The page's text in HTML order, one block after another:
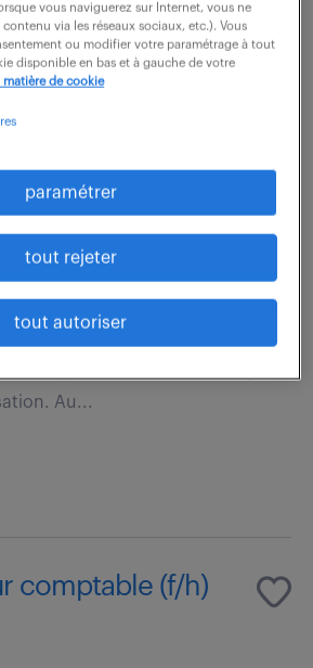
comptable (f/h)
CDI 33 000 - 40 000 € / an
vous pilotez un portefeuille
TPE et PME, vous assurez la
Au...
comptable (f/h)
vous naviguerez sur Internet, vous ne
via les réseaux sociaux, etc.). Vous
ou modifier votre paramétrage à tout
disponible en bas et à gauche de votre
matière de cookie
paramétrer
tout rejeter
tout autoriser